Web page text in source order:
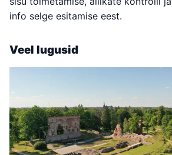
info selge esitamise eest.
Veel lugusid